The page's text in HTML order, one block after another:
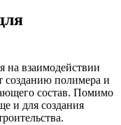
на взаимодействии
созданию полимера и
состав. Помимо
и для создания